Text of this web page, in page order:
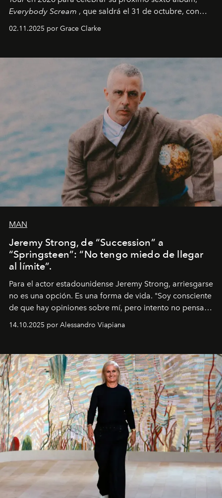
Everybody Scream , que saldrá el 31 de octubre, con
02.11.2025 por Grace Clarke
MAN
Jeremy Strong, de “Succession” a
“Springsteen”: “No tengo miedo de llegar
al límite”.
Para el actor estadounidense Jeremy Strong, arriesgarse
no es una opción. Es una forma de vida. "Soy consciente
de que hay opiniones sobre mí, pero intento no pensar
pérdida de tiempo", afirma.
14.10.2025 por Alessandro Viapiana